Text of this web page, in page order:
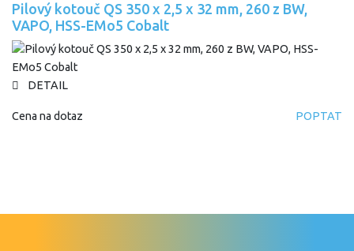
Pilový kotouč QS 350 x 2,5 x 32 mm, 260 z BW,
VAPO, HSS-EMo5 Cobalt
DETAIL
Cena na dotaz POPTAT